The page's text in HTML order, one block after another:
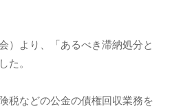
）より、「あるべき滞納処分と
た。
税などの公金の債権回収業務を